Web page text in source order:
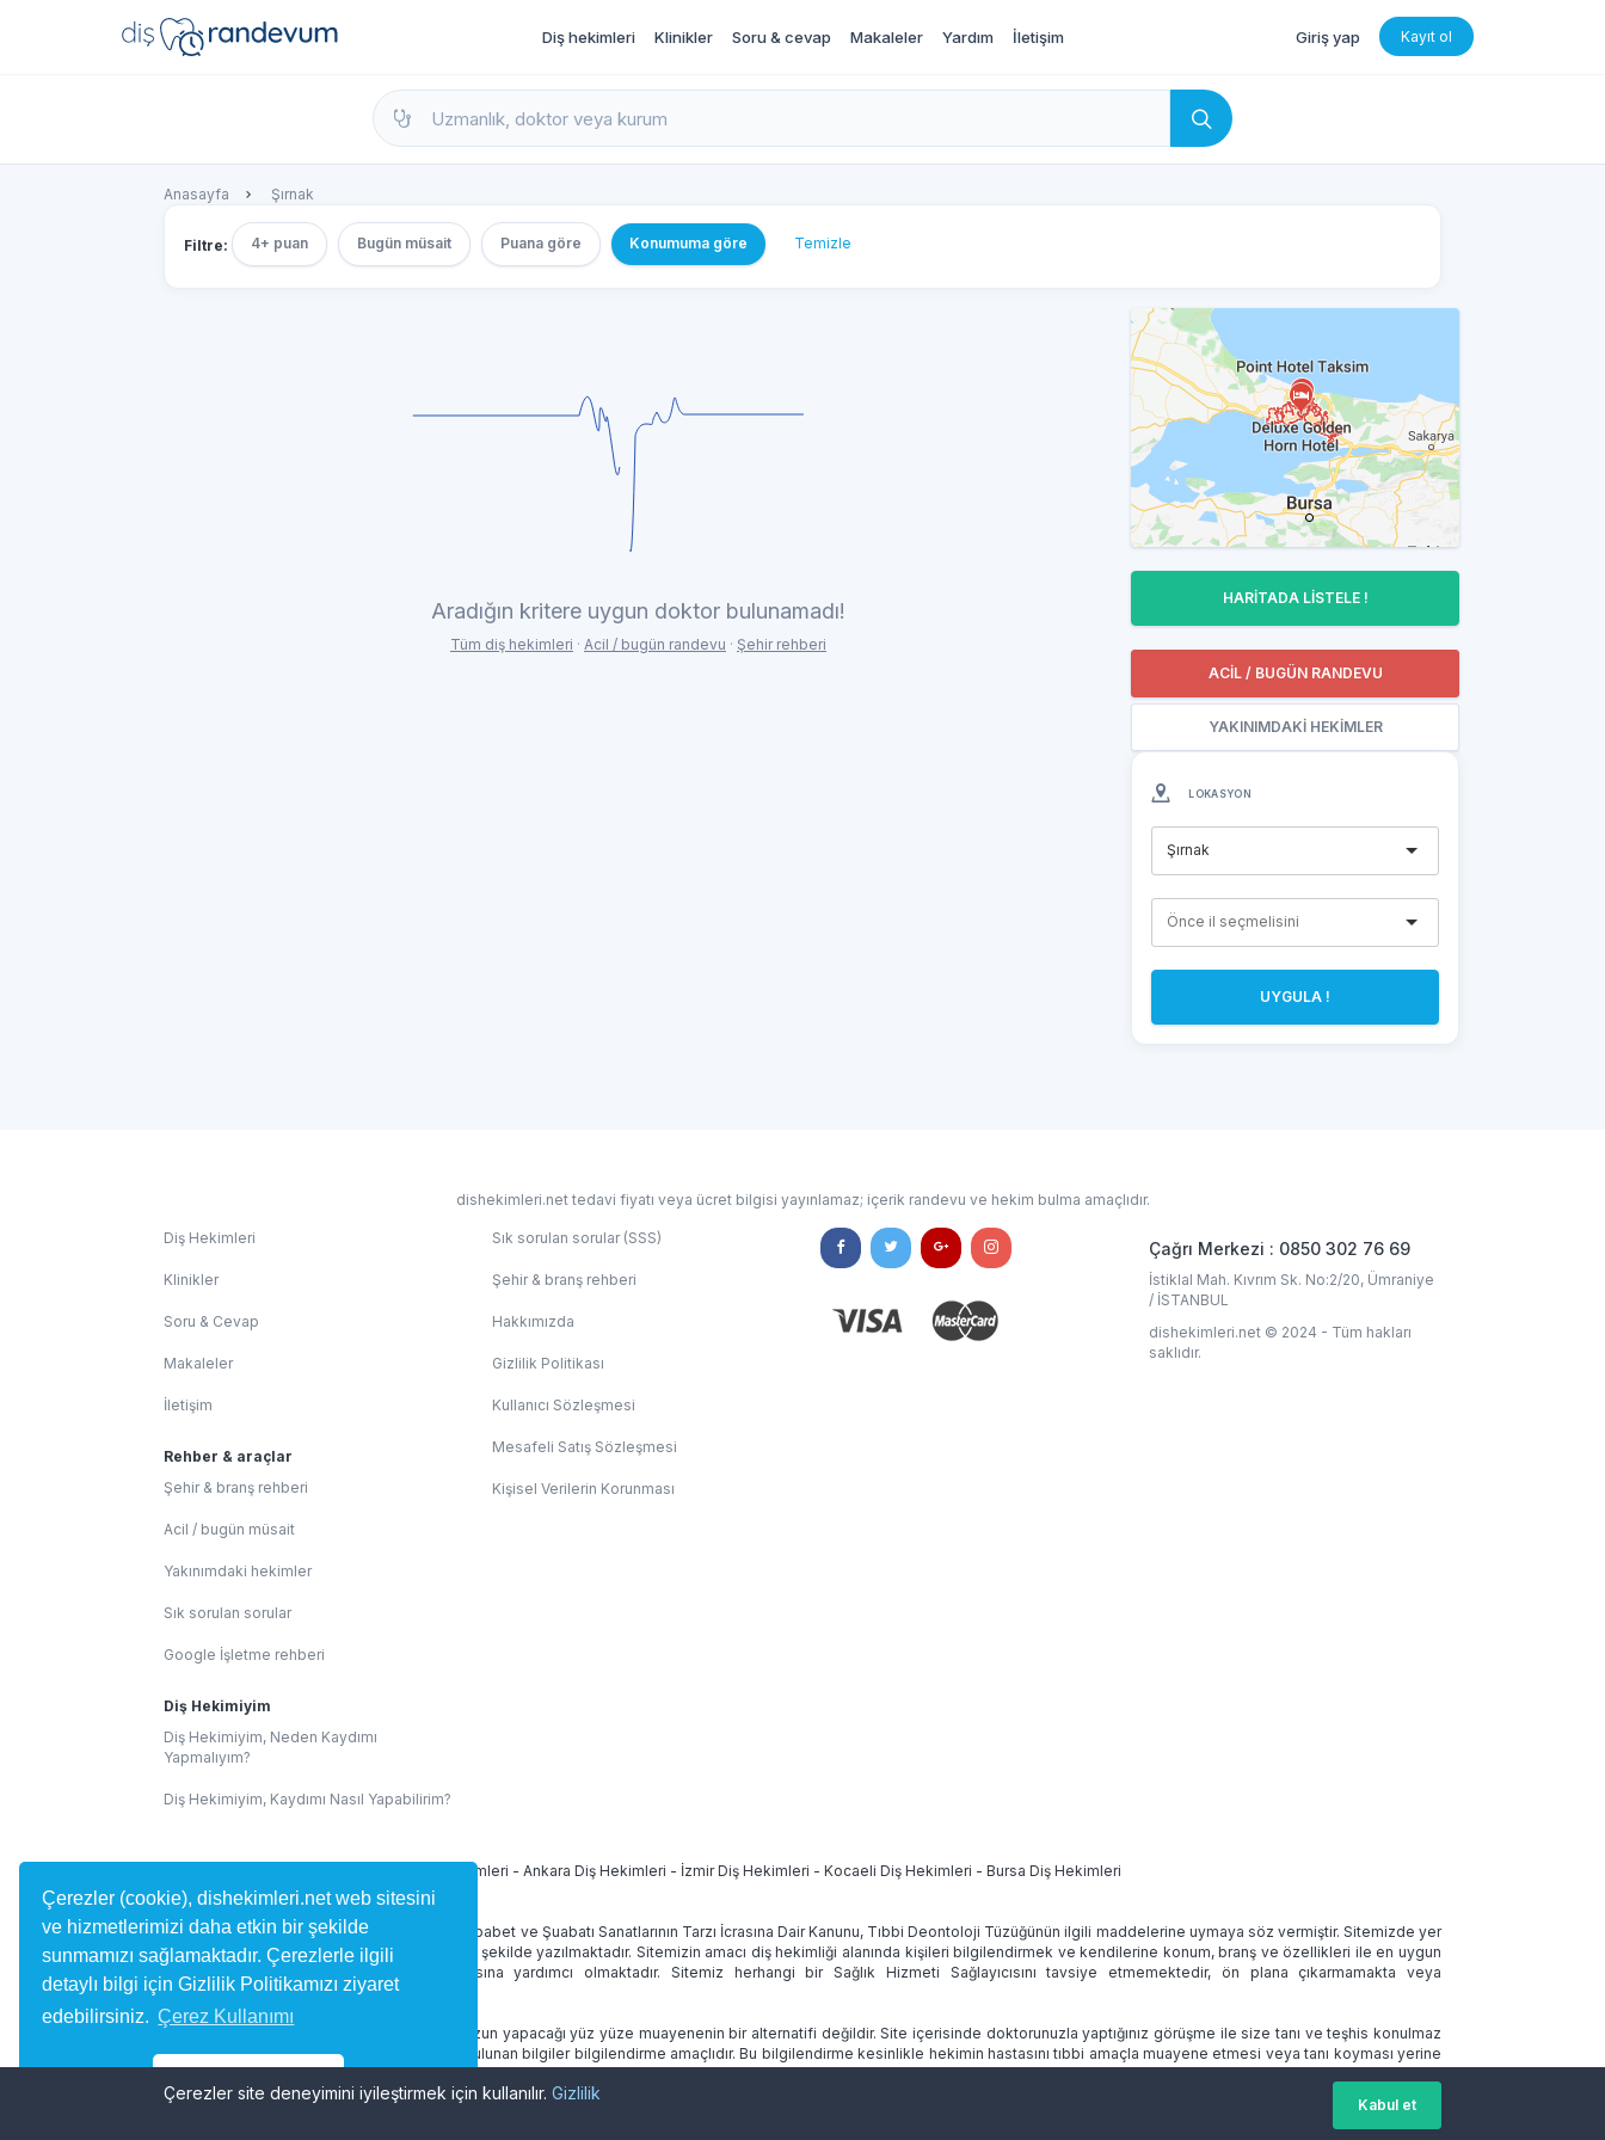
Çerezler (cookie), dishekimleri.net web sitesini
ve hizmetlerimizi daha etkin bir şekilde
sunmamızı sağlamaktadır. Çerezlerle ilgili
detaylı bilgi için Gizlilik Politikamızı ziyaret
edebilirsiniz. Çerez Kullanımı
dishekimleri.net - Diş Hekimi Bul, Yorumları İncele ve Randevu Al Giriş yap Kayıt ol
Diş hekimleri Klinikler Soru & cevap Makaleler Yardım İletişim
Anasayfa Şırnak
Filtre: 4+ puan Bugün müsait Puana göre Konumuma göre Temizle
Aradığın kritere uygun doktor bulunamadı!
Tüm diş hekimleri · Acil / bugün randevu · Şehir rehberi
HARİTADA LİSTELE !
ACİL / BUGÜN RANDEVU
YAKINIMDAKİ HEKİMLER
LOKASYON
Şırnak
UYGULA !
Çerezler site deneyimini iyileştirmek için kullanılır. Gizlilik
Kabul et
dishekimleri.net tedavi fiyatı veya ücret bilgisi yayınlamaz; içerik randevu ve hekim bulma amaçlıdır.
Diş Hekimleri
Klinikler
Soru & Cevap
Makaleler
İletişim
Rehber & araçlar
Şehir & branş rehberi
Acil / bugün müsait
Yakınımdaki hekimler
Sık sorulan sorular
Google İşletme rehberi
Diş Hekimiyim
Diş Hekimiyim, Neden Kaydımı
Yapmalıyım?
Diş Hekimiyim, Kaydımı Nasıl Yapabilirim?
Sık sorulan sorular (SSS)
Şehir & branş rehberi
Hakkımızda
Gizlilik Politikası
Kullanıcı Sözleşmesi
Mesafeli Satış Sözleşmesi
Kişisel Verilerin Korunması
Çağrı Merkezi : 0850 302 76 69
İstiklal Mah. Kıvrım Sk. No:2/20, Ümraniye
/ İSTANBUL
dishekimleri.net © 2024 - Tüm hakları
saklıdır.
İstanbul Diş Hekimleri - Ankara Diş Hekimleri - İzmir Diş Hekimleri - Kocaeli Diş Hekimleri - Bursa Diş Hekimleri
dishekimleri.net site içeriğinde 1219 Sayılı Tababet ve Şuabatı Sanatlarının Tarzı İcrasına Dair Kanunu, Tıbbi Deontoloji Tüzüğünün ilgili maddelerine uymaya söz vermiştir. Sitemizde yer
alan yorumlar kullanıcılar tarafından bağımsız şekilde yazılmaktadır. Sitemizin amacı diş hekimliği alanında kişileri bilgilendirmek ve kendilerine konum, branş ve özellikleri ile en uygun
diş hekimini bulmasına ve randevu almasına yardımcı olmaktadır. Sitemiz herhangi bir Sağlık Hizmeti Sağlayıcısını tavsiye etmemektedir, ön plana çıkarmamakta veya
desteklememektedir.
dishekimleri.net online hizmetleri doktorunuzun yapacağı yüz yüze muayenenin bir alternatifi değildir. Site içerisinde doktorunuzla yaptığınız görüşme ile size tanı ve teşhis konulmaz
ve tedaviniz düzenlenmez. Site içerisinde bulunan bilgiler bilgilendirme amaçlıdır. Bu bilgilendirme kesinlikle hekimin hastasını tıbbi amaçla muayene etmesi veya tanı koyması yerine